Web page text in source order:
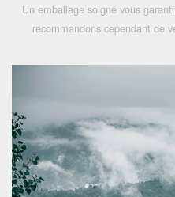
Un emballage soigné vous
recommandons cependant de